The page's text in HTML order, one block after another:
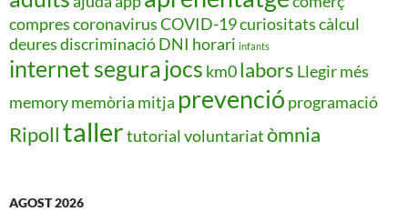
comprescoronavirusCOVID-19curiositatscàlcul
deuresdiscriminacióDNI horari infants
internet segurajocs km0labors Llegir més
memorymemòria mitja prevenció programació
Ripolltallertutorial voluntariatòmnia
AGOST 2026